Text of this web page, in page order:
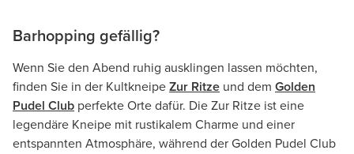
Barhopping gefällig?
Wenn Sie den Abend ruhig ausklingen lassen möchten,
finden Sie in der Kultkneipe Zur Ritze und dem Golden
Pudel Club perfekte Orte dafür. Die Zur Ritze ist eine
legendäre Kneipe mit rustikalem Charme und einer
entspannten Atmosphäre, während der Golden Pudel Club